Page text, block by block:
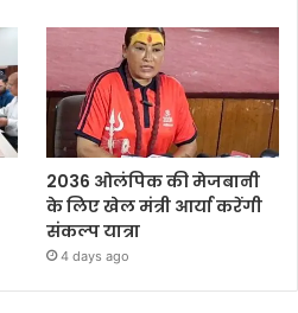
2036 ओलंपिक की मेजबानी
के लिए खेल मंत्री आर्या करेंगी
संकल्प यात्रा
4 days ago